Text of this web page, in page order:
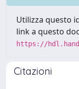
Utilizza questo
link a questo
https://
Citazioni